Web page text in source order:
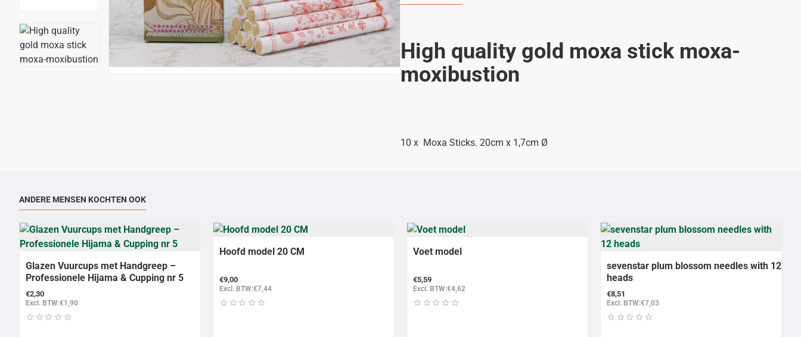
High quality gold moxa stick moxa-
moxibustion
10 x Moxa Sticks. 20cm x 1,7cm Ø
ANDERE MENSEN KOCHTEN OOK
Glazen Vuurcups met Handgreep –
Professionele Hijama & Cupping nr 5
€2,30
Excl. BTW:€1,90
Hoofd model 20 CM
€9,00
Excl. BTW:€7,44
Voet model
€5,59
Excl. BTW:€4,62
sevenstar plum blossom needles with 12
heads
€8,51
Excl. BTW:€7,03